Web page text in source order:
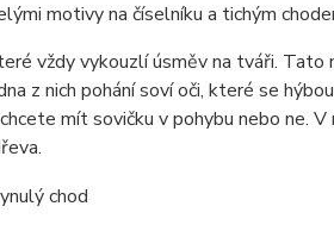
motivy na číselníku a tichým
vždy vykouzlí úsměv na tváři.
z nich pohání soví oči, které se
mít sovičku v pohybu nebo ne.
chod